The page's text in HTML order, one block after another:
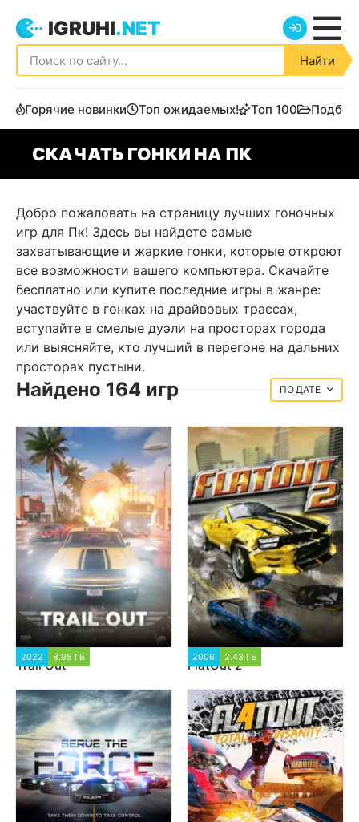
IGRUHI.NET
Найти
Горячие новинки Топ ожидаемых! Топ 100
СКАЧАТЬ ГОНКИ НА ПК
Добро пожаловать на страницу лучших гоночных
игр для Пк! Здесь вы найдете самые
захватывающие и жаркие гонки, которые откроют
все возможности вашего компьютера. Скачайте
бесплатно или купите последние игры в жанре:
участвуйте в гонках на драйвовых трассах,
вступайте в смелые дуэли на просторах города
или выясняйте, кто лучший в перегоне на дальних
просторах пустыни.
Найдено 164 игр ДАТЕ
2022 8.95 ГБ
Trail Out
2006 2.43 ГБ
FlatOut 2